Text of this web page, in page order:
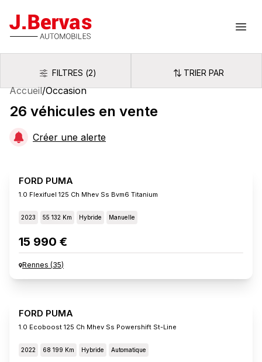
J.Bervas
FiltresFILTRES (2) Trier par
TRIER PAR
Accueil/Occasion
26 véhicules en vente
Créer une alerte
FORD PUMA
1.0 Flexifuel 125 Ch Mhev Ss Bvm6 Titanium
2023 55 132 Km Hybride Manuelle
15 990 €
Rennes (35)
FORD PUMA
1.0 Ecoboost 125 Ch Mhev Ss Powershift St-Line
2022 68 199 Km Hybride Automatique